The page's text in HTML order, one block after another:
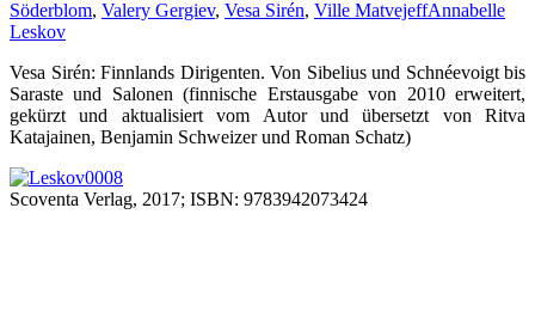
Söderblom, Valery Gergiev, Vesa Sirén, Ville MatvejeffAnnabelle
Leskov
Vesa Sirén: Finnlands Dirigenten. Von Sibelius und Schnéevoigt bis
Saraste und Salonen (finnische Erstausgabe von 2010 erweitert,
gekürzt und aktualisiert vom Autor und übersetzt von Ritva
Katajainen, Benjamin Schweizer und Roman Schatz)
Scoventa Verlag, 2017; ISBN: 9783942073424